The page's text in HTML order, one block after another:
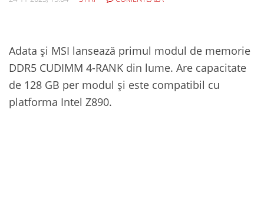
Adata și MSI lansează primul modul de memorie
DDR5 CUDIMM 4-RANK din lume. Are capacitate
de 128 GB per modul și este compatibil cu
platforma Intel Z890.